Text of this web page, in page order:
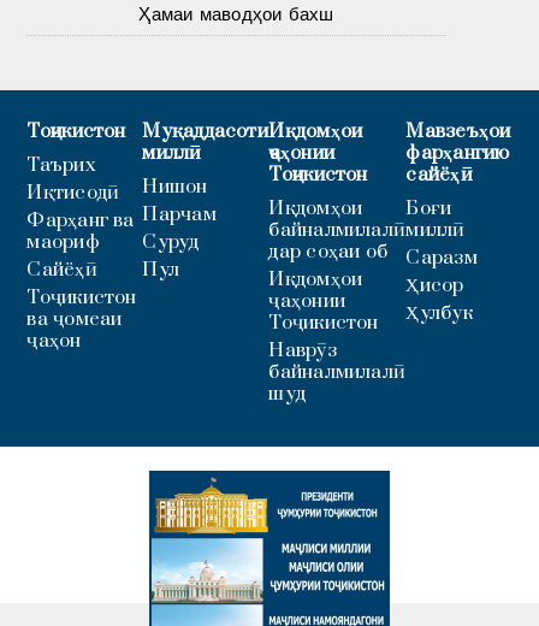
Ҳамаи маводҳои бахш
Тоҷикистон
Таърих
Иқтисодӣ
Фарҳанг ва
маориф
Сайёҳӣ
Тоҷикистон
ва ҷомеаи
ҷаҳон
Муқаддасоти
миллӣ
Нишон
Парчам
Суруд
Пул
Иқдомҳои
ҷаҳонии
Тоҷикистон
Иқдомҳои
байналмилалӣ
дар соҳаи об
Иқдомҳои
ҷаҳонии
Тоҷикистон
Наврӯз
байналмилалӣ
шуд
Мавзеъҳои
фарҳангию
сайёҳӣ
Боғи
миллӣ
Саразм
Ҳисор
Ҳулбук